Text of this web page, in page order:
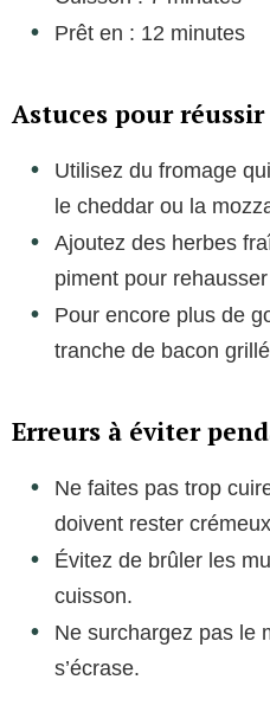
Prêt en : 12 minutes
Astuces pour
Utilisez du fromage
le cheddar ou la
Ajoutez des herbes
piment pour
Pour encore plus de
tranche de bacon
Erreurs à éviter
Ne faites pas trop
doivent rester
Évitez de brûler les
cuisson.
Ne surchargez pas le
s’écrase.